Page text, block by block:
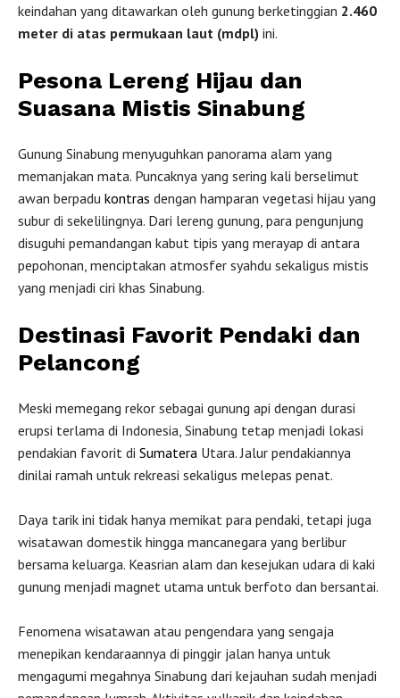
keindahan yang ditawarkan oleh gunung berketinggian 2.460
meter di atas permukaan laut (mdpl) ini.
Pesona Lereng Hijau dan
Suasana Mistis Sinabung
Gunung Sinabung menyuguhkan panorama alam yang
memanjakan mata. Puncaknya yang sering kali berselimut
awan berpadu kontras dengan hamparan vegetasi hijau yang
subur di sekelilingnya. Dari lereng gunung, para pengunjung
disuguhi pemandangan kabut tipis yang merayap di antara
pepohonan, menciptakan atmosfer syahdu sekaligus mistis
yang menjadi ciri khas Sinabung.
Destinasi Favorit Pendaki dan
Pelancong
Meski memegang rekor sebagai gunung api dengan durasi
erupsi terlama di Indonesia, Sinabung tetap menjadi lokasi
pendakian favorit di Sumatera Utara. Jalur pendakiannya
dinilai ramah untuk rekreasi sekaligus melepas penat.
Daya tarik ini tidak hanya memikat para pendaki, tetapi juga
wisatawan domestik hingga mancanegara yang berlibur
bersama keluarga. Keasrian alam dan kesejukan udara di kaki
gunung menjadi magnet utama untuk berfoto dan bersantai.
Fenomena wisatawan atau pengendara yang sengaja
menepikan kendaraannya di pinggir jalan hanya untuk
mengagumi megahnya Sinabung dari kejauhan sudah menjadi